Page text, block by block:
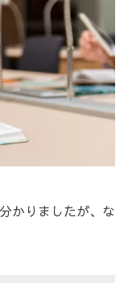
かりましたが、な